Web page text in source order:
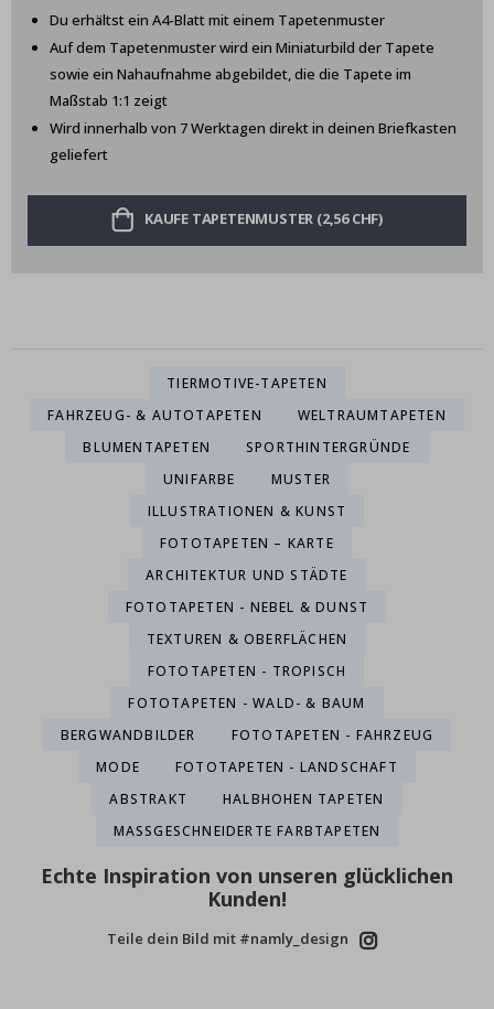
Du erhältst ein A4-Blatt mit einem Tapetenmuster
Auf dem Tapetenmuster wird ein Miniaturbild der Tapete
sowie ein Nahaufnahme abgebildet, die die Tapete im
Maßstab 1:1 zeigt
Wird innerhalb von 7 Werktagen direkt in deinen Briefkasten
geliefert
KAUFE TAPETENMUSTER (2,56 CHF)
TIERMOTIVE-TAPETEN
FAHRZEUG- & AUTOTAPETEN
WELTRAUMTAPETEN
BLUMENTAPETEN
SPORTHINTERGRÜNDE
UNIFARBE
MUSTER
ILLUSTRATIONEN & KUNST
FOTOTAPETEN – KARTE
ARCHITEKTUR UND STÄDTE
FOTOTAPETEN - NEBEL & DUNST
TEXTUREN & OBERFLÄCHEN
FOTOTAPETEN - TROPISCH
FOTOTAPETEN - WALD- & BAUM
BERGWANDBILDER
FOTOTAPETEN - FAHRZEUG
MODE
FOTOTAPETEN - LANDSCHAFT
ABSTRAKT
HALBHOHEN TAPETEN
MASSGESCHNEIDERTE FARBTAPETEN
Echte Inspiration von unseren glücklichen
Kunden!
Teile dein Bild mit #namly_design